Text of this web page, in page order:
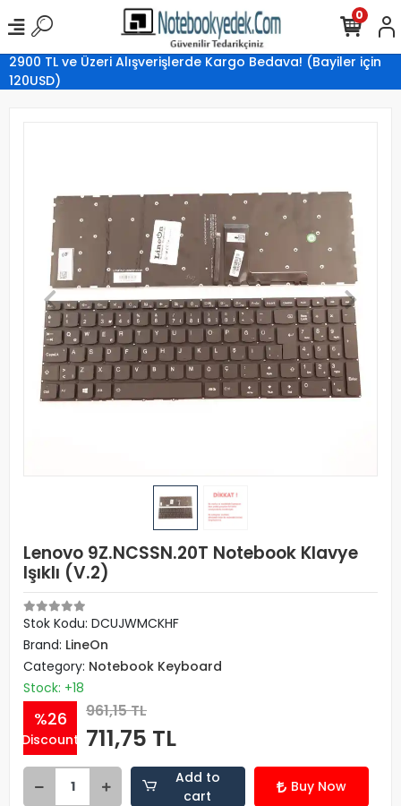
2900 TL ve Üzeri Alışverişlerde Kargo Bedava! (Bayiler için
120USD)
0
Lenovo 9Z.NCSSN.20T Notebook Klavye
Işıklı (V.2)
Stok Kodu: DCUJWMCKHF
Brand: LineOn
Category: Notebook Keyboard
Stock: +18
%26
Discount
961,15 TL
711,75 TL
Add to
cart
Buy Now